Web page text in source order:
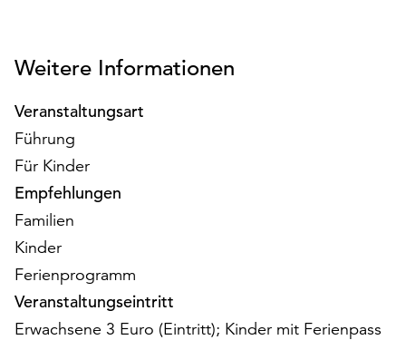
Ende
Seite
die
Schaltfläche
„Cookie-
Einstellungen“
zur
Verfügung.
Funktionale
Cookies
werden
auch
Weitere Informationen
Veranstaltungsart
Führung
Für Kinder
Empfehlungen
Familien
Kinder
Ferienprogramm
Veranstaltungseintritt
Erwachsene 3 Euro (Eintritt); Kinder mit Ferienpass